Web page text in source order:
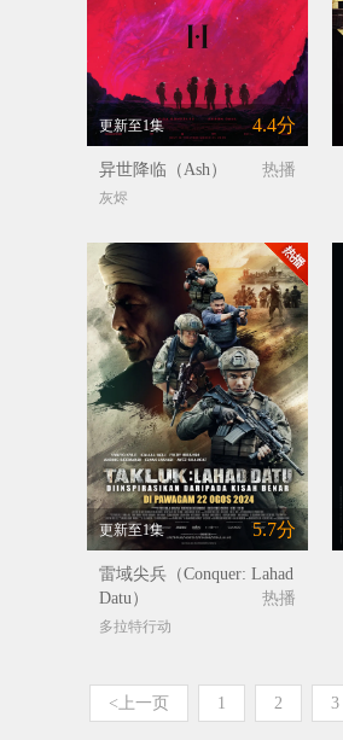
更新至1集 4.4分
异世降临（Ash） 热播
灰烬
更新至1集 5.7分
雷域尖兵（Conquer: Lahad
Datu）
热播
多拉特行动
<上一页 1 2 3